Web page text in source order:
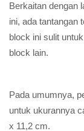
Berkaitan dengan
ini, ada tantangan
block ini sulit
block lain.
Pada umumnya,
untuk ukurannya
x 11,2 cm.